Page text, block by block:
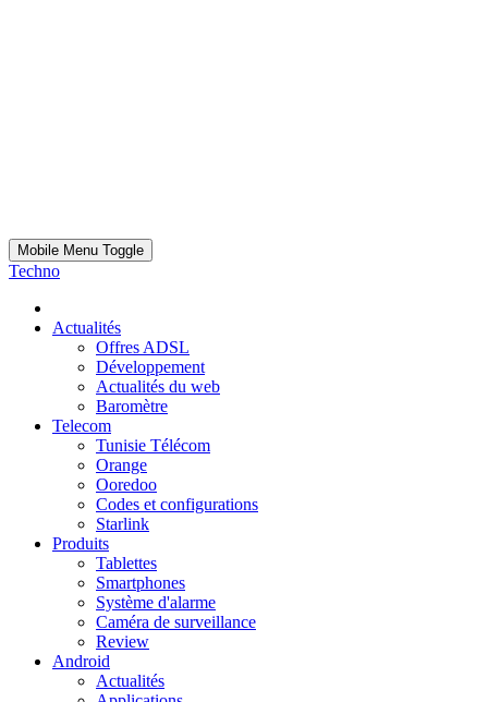
Mobile Menu Toggle
Techno
Actualités
Offres ADSL
Développement
Actualités du web
Baromètre
Telecom
Tunisie Télécom
Orange
Ooredoo
Codes et configurations
Starlink
Produits
Tablettes
Smartphones
Système d'alarme
Caméra de surveillance
Review
Android
Actualités